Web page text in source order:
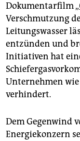
Dokumentarfilm „
Verschmutzung
Leitungswasser
entzünden und
Initiativen hat
Unternehmen
verhindert.
Dem Gegenwind
Energiekonzern